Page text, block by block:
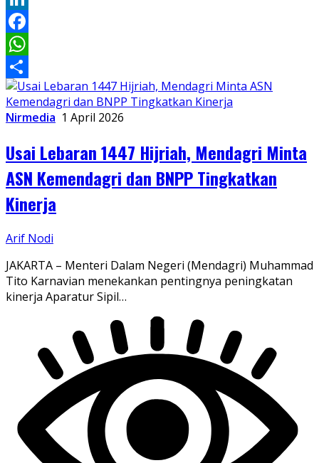
LinkedIn
Facebook
WhatsApp
Share
Nirmedia 1 April 2026
Usai Lebaran 1447 Hijriah, Mendagri Minta
ASN Kemendagri dan BNPP Tingkatkan
Kinerja
Arif Nodi
JAKARTA – Menteri Dalam Negeri (Mendagri) Muhammad
Tito Karnavian menekankan pentingnya peningkatan
kinerja Aparatur Sipil…